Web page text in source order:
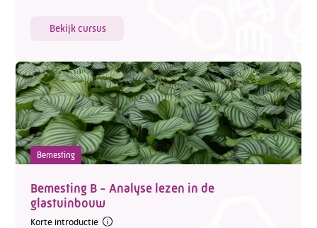
Bekijk cursus
Bemesting
Bemesting B - Analyse lezen in de
glastuinbouw
Korte introductie